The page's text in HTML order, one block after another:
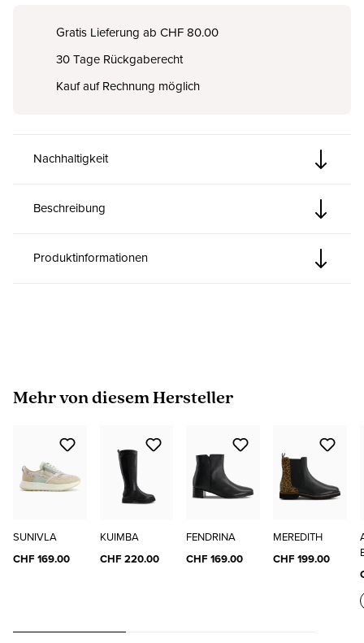
Gratis Lieferung ab CHF 80.00
30 Tage Rückgaberecht
Kauf auf Rechnung möglich
Nachhaltigkeit
Beschreibung
Produktinformationen
Produktgalerie überspringen
Mehr von diesem Hersteller
SUNIVLA
CHF 169.00
KUIMBA
CHF 220.00
FENDRINA
CHF 169.00
MEREDITH
CHF 199.00